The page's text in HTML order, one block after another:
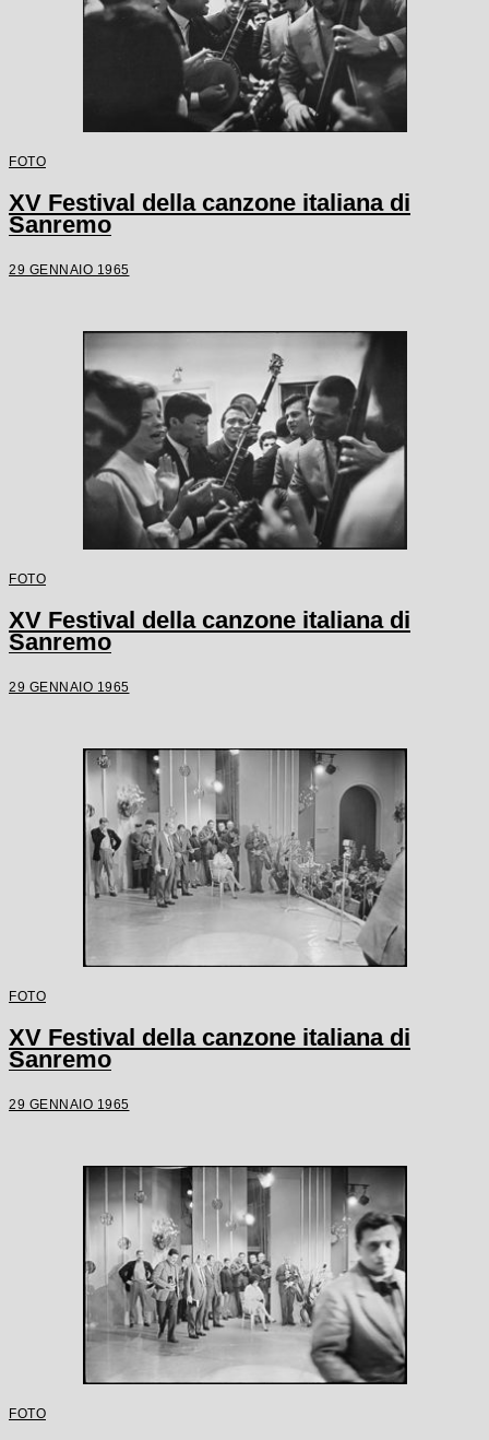
FOTO
XV Festival della canzone italiana di
Sanremo
29 GENNAIO 1965
FOTO
XV Festival della canzone italiana di
Sanremo
29 GENNAIO 1965
FOTO
XV Festival della canzone italiana di
Sanremo
29 GENNAIO 1965
FOTO